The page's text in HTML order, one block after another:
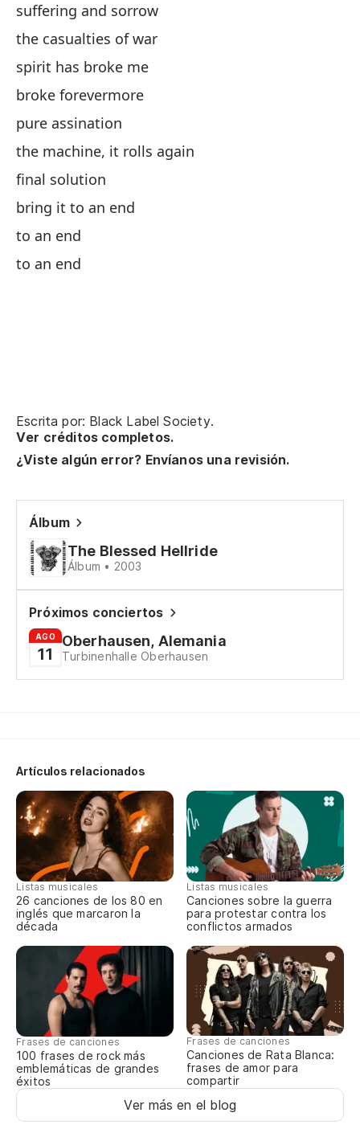
suffering and sorrow
the casualties of war
spirit has broke me
broke forevermore
pure assination
the machine, it rolls again
final solution
bring it to an end
to an end
to an end
Escrita por: Black Label Society.
Ver créditos completos.
¿Viste algún error? Envíanos una revisión.
Álbum
The Blessed Hellride
Álbum • 2003
Próximos conciertos
AGO
11
Oberhausen, Alemania
Turbinenhalle Oberhausen
Artículos relacionados
Listas musicales
26 canciones de los 80 en
inglés que marcaron la
década
Listas musicales
Canciones sobre la guerra
para protestar contra los
conflictos armados
Frases de canciones
100 frases de rock más
emblemáticas de grandes
éxitos
Frases de canciones
Canciones de Rata Blanca:
frases de amor para
compartir
Ver más en el blog